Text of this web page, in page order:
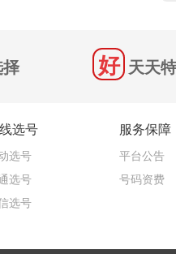
天天
选号
选号
选号
选号
服务保障
平台公告
号码资费